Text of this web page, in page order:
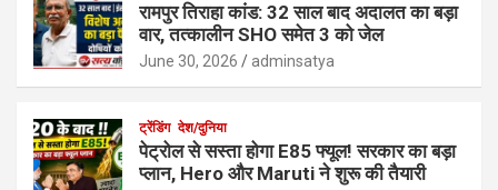
रामपुर तिराहा कांड: 32 साल बाद अदालत का बड़ा
वार, तत्कालीन SHO समेत 3 को जेल
June 30, 2026 adminsatya
ट्रेंडिंग देश/दुनिया
पेट्रोल से सस्ता होगा E85 फ्यूल! सरकार का बड़ा
प्लान, Hero और Maruti ने शुरू की तैयारी